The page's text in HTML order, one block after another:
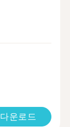
운로드